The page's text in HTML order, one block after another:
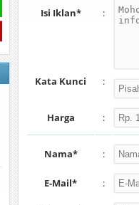
Isi Iklan* :
Kata Kunci :
Harga :
Nama* :
E-Mail* :